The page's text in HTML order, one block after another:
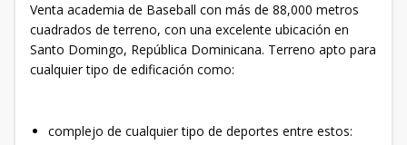
Venta academia de Baseball con más de 88,000 metros
cuadrados de terreno, con una excelente ubicación en
Santo Domingo, República Dominicana. Terreno apto para
cualquier tipo de edificación como:
complejo de cualquier tipo de deportes entre estos: